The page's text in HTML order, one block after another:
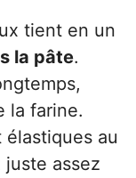
tient en un
la pâte.
la farine.
au
juste assez